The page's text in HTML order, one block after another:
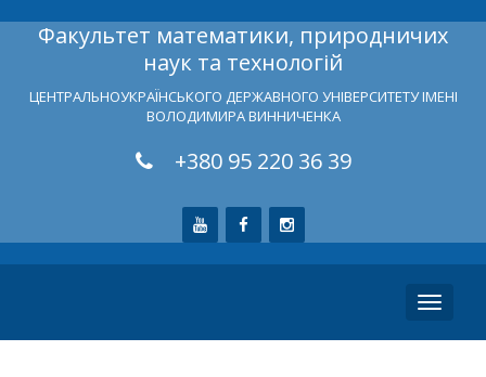
Факультет математики, природничих
наук та технологій
ЦЕНТРАЛЬНОУКРАЇНСЬКОГО ДЕРЖАВНОГО УНІВЕРСИТЕТУ ІМЕНІ
ВОЛОДИМИРА ВИННИЧЕНКА
+380 95 220 36 39
Toggle